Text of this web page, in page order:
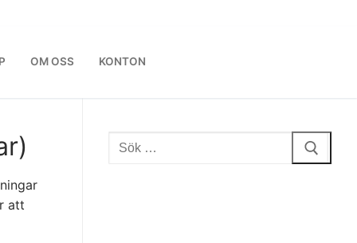
OM OSS KONTON
att
Sök: